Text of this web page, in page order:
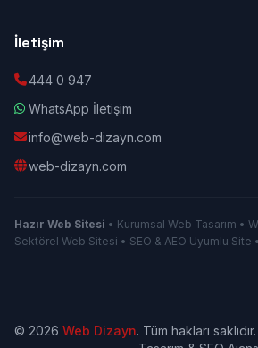
İletişim
444 0 947
WhatsApp İletişim
info@web-dizayn.com
web-dizayn.com
Hazır Web Sitesi • Kurumsal Web Tasarım •
Sektörel Web Sitesi • SEO & AEO Uyumlu Site
© 2026 Web Dizayn. Tüm hakları saklıdır.